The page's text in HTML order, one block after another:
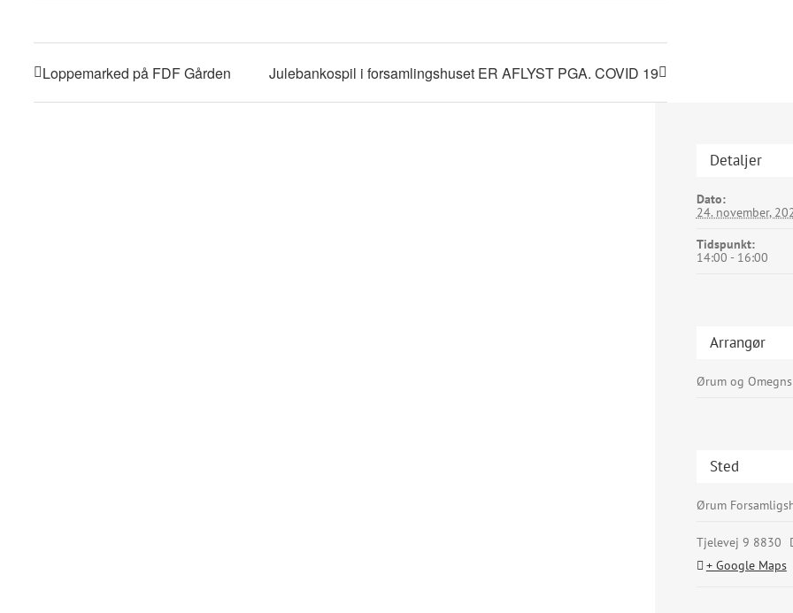
Loppemarked på FDF Gården Julebankospil i forsamlingshuset ER AFLYST PGA. COVID 19
Detaljer
Dato:
24. november,
Tidspunkt:
14:00 - 16:00
Arrangør
Ørum og
Sted
Ørum
Tjelevej 9 8830
+ Google Maps